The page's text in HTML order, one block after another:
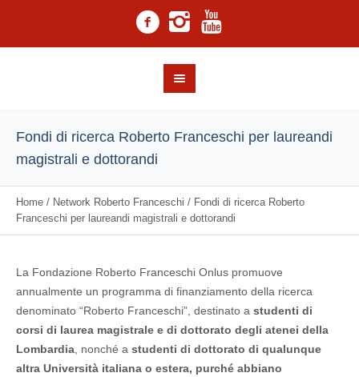
Fondi di ricerca Roberto Franceschi per laureandi
magistrali e dottorandi
Home / Network Roberto Franceschi / Fondi di ricerca Roberto
Franceschi per laureandi magistrali e dottorandi
La Fondazione Roberto Franceschi Onlus promuove
annualmente un programma di finanziamento della ricerca
denominato “Roberto Franceschi”, destinato astudenti di
corsi di laurea magistrale e di dottorato degli atenei della
Lombardia , nonché astudenti di dottorato di qualunque
altra Università italiana o estera, purché abbiano